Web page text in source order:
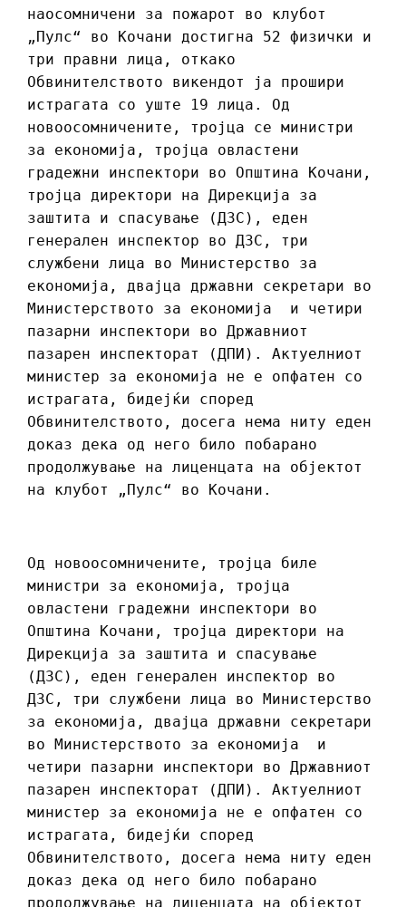
наосомничени за пожарот во клубот
„Пулс“ во Кочани достигна 52 физички и
три правни лица, откако
Обвинителството викендот ја прошири
истрагата со уште 19 лица. Од
новоосомничените, тројца се министри
за економија, тројца овластени
градежни инспектори во Општина Кочани,
тројца директори на Дирекција за
заштита и спасување (ДЗС), еден
генерален инспектор во ДЗС, три
службени лица во Министерство за
економија, двајца државни секретари во
Министерството за економија и четири
пазарни инспектори во Државниот
пазарен инспекторат (ДПИ). Актуелниот
министер за економија не е опфатен со
истрагата, бидејќи според
Обвинителството, досега нема ниту еден
доказ дека од него било побарано
продолжување на лиценцата на објектот
на клубот „Пулс“ во Кочани.
Од новоосомничените, тројца биле
министри за економија, тројца
овластени градежни инспектори во
Општина Кочани, тројца директори на
Дирекција за заштита и спасување
(ДЗС), еден генерален инспектор во
ДЗС, три службени лица во Министерство
за економија, двајца државни секретари
во Министерството за економија и
четири пазарни инспектори во Државниот
пазарен инспекторат (ДПИ). Актуелниот
министер за економија не е опфатен со
истрагата, бидејќи според
Обвинителството, досега нема ниту еден
доказ дека од него било побарано
продолжување на лиценцата на објектот